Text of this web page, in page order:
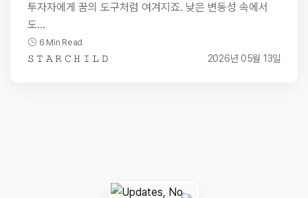
투자자에게 꿈의 도구처럼 여겨지죠. 낮은 변동성 속에서
도…
6 Min Read
𝚂 𝚃 𝙰 𝚁 𝙲 𝙷 𝙸 𝙻 𝙳 2026년 05월 13일